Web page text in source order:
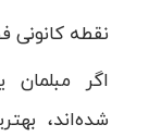
نقطه کانونی
اگر
شده‌اند،